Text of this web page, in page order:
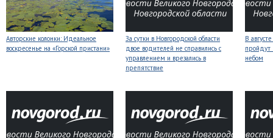
Авторские колонки: Идеальное
воскресенье на «Горской пристани»
За сутки в Новгородской области
двое водителей не справились с
управлением и врезались в
препятствие
В
небом